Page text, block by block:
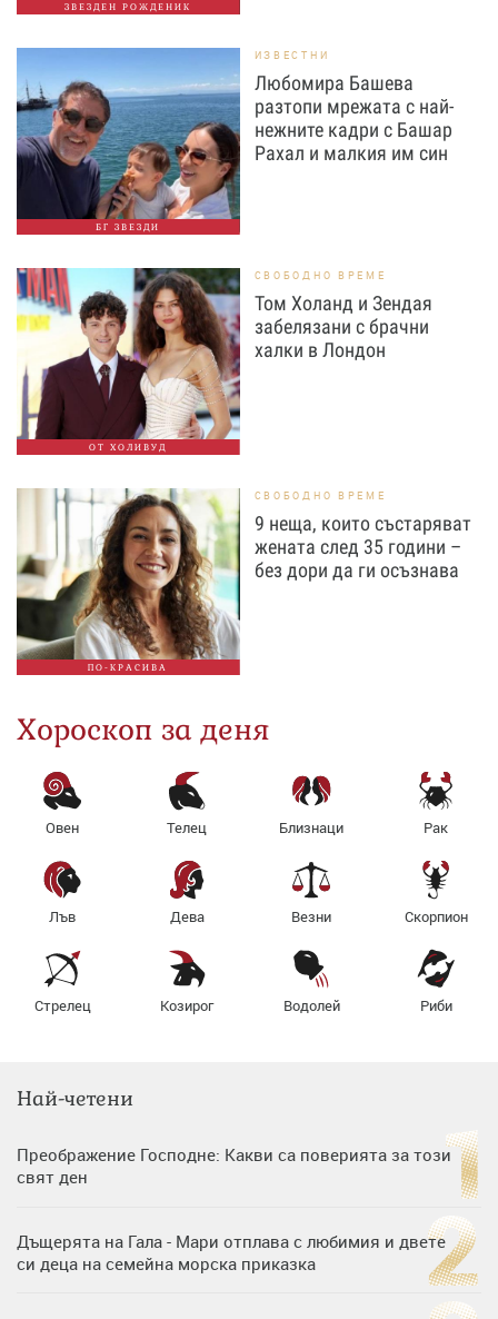
ЗВЕЗДЕН РОЖДЕНИК
БГ ЗВЕЗДИ
ИЗВЕСТНИ
Любомира Башева
разтопи мрежата с най-
нежните кадри с Башар
Рахал и малкия им син
ОТ ХОЛИВУД
СВОБОДНО ВРЕМЕ
Том Холанд и Зендая
забелязани с брачни
халки в Лондон
ПО-КРАСИВА
СВОБОДНО ВРЕМЕ
9 неща, които състаряват
жената след 35 години –
без дори да ги осъзнава
Хороскоп за деня
Овен Телец Близнаци Рак
Лъв Дева Везни Скорпион
Стрелец Козирог Водолей Риби
Най-четени
Преображение Господне: Какви са поверията за този
свят ден
Дъщерята на Гала - Мари отплава с любимия и двете
си деца на семейна морска приказка